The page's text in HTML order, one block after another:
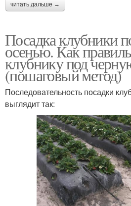
читать дальше →
Посадка клубники
осенью. Как
клубнику под
(пошаговый метод)
Последовательность посадки
выглядит так: